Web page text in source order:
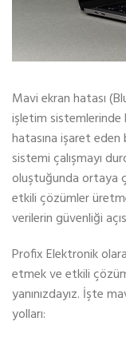
Mavi ekran hatası
işletim sistemlerinde
hatasına işaret
sistemi çalışmayı
oluştuğunda ortaya
etkili çözümler
verilerin güvenliği
Profix Elektronik
etmek ve etkili
yanınızdayız. İşte
yolları: